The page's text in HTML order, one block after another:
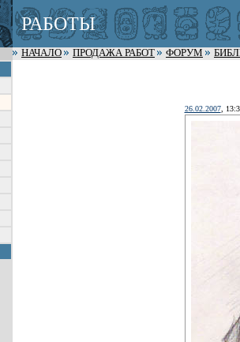
РАБОТЫ
НАЧАЛО ПРОДАЖА РАБОТ ФОРУМ
26.02.2007,